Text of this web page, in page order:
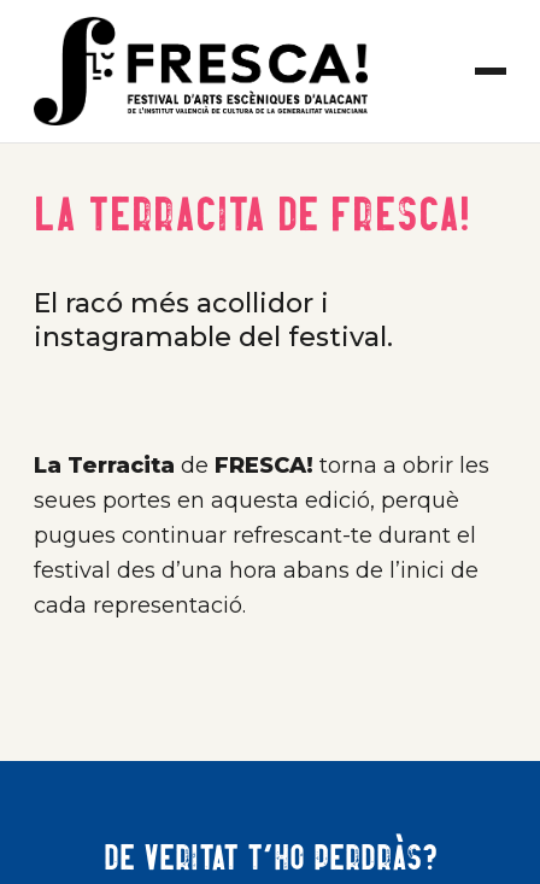
La Terracita de FRESCA!
El racó més acollidor i
instagramable del festival.
La Terracita de FRESCA! torna a obrir les
seues portes en aquesta edició, perquè
pugues continuar refrescant-te durant el
festival des d’una hora abans de l’inici de
cada representació.
De veritat t'ho perdràs?